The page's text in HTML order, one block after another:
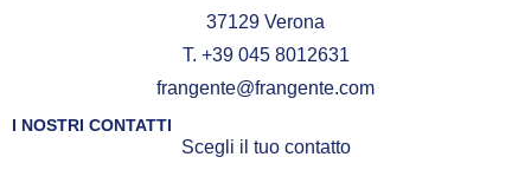
37129 Verona
T. +39 045 8012631
frangente@frangente.com
I NOSTRI CONTATTI
Scegli il tuo contatto